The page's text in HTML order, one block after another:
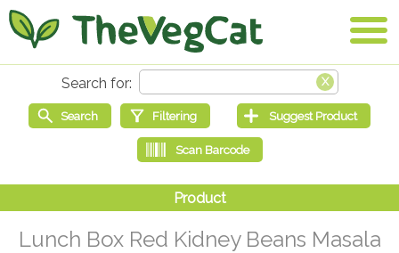
Lunch Box Red Kidney Beans Masala